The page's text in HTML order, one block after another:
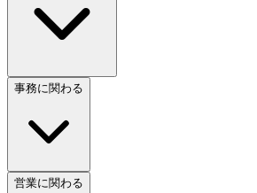
事務に関わる
営業に関わる